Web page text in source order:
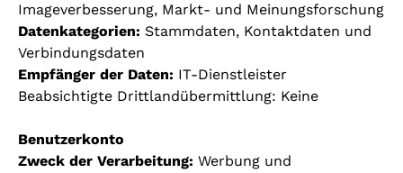
Imageverbesserung, Markt- und Meinungsforschung
Datenkategorien: Stammdaten, Kontaktdaten und
Verbindungsdaten
Empfänger der Daten: IT-Dienstleister
Beabsichtigte Drittlandübermittlung: Keine
Benutzerkonto
Zweck der Verarbeitung: Werbung und